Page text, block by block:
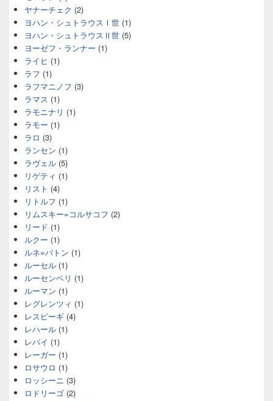
ヤナーチェク (2)
ヨハン・シュトラウスⅠ世 (1)
ヨハン・シュトラウスⅡ世 (5)
ヨーゼフ・ランナー (1)
ライヒ (1)
ラフ (1)
ラフマニノフ (3)
ラマス (1)
ラモニナリ (1)
ラモー (1)
ラロ (3)
ランセン (1)
ラヴェル (5)
リゲティ (1)
リスト (4)
リトルフ (1)
リムスキー=コルサコフ (2)
リード (1)
ルクー (1)
ルネ=バトン (1)
ルーセル (1)
ルーセンベリ (1)
ルーマン (1)
レグレンツィ (1)
レスピーギ (4)
レハール (1)
レバイ (1)
レーガー (1)
ロサウロ (1)
ロッシーニ (3)
ロドリーゴ (2)